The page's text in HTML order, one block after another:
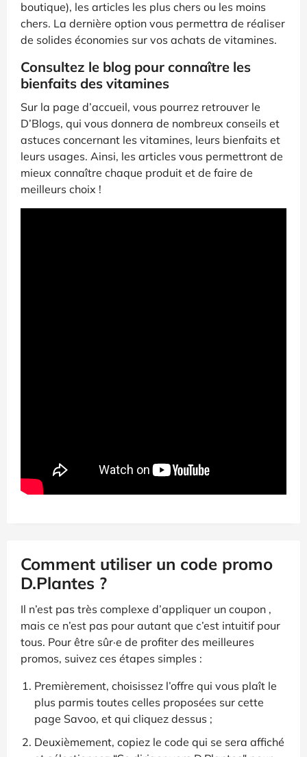
boutique), les articles les plus chers ou les moins
chers. La dernière option vous permettra de réaliser
de solides économies sur vos achats de vitamines.
Consultez le blog pour connaître les
bienfaits des vitamines
Sur la page d’accueil, vous pourrez retrouver le
D’Blogs, qui vous donnera de nombreux conseils et
astuces concernant les vitamines, leurs bienfaits et
leurs usages. Ainsi, les articles vous permettront de
mieux connaître chaque produit et de faire de
meilleurs choix !
Comment utiliser un code promo
D.Plantes ?
Il n’est pas très complexe d’appliquer un coupon ,
mais ce n’est pas pour autant que c’est intuitif pour
tous. Pour être sûr·e de profiter des meilleures
promos, suivez ces étapes simples :
Premièrement, choisissez l’offre qui vous plaît le
plus parmis toutes celles proposées sur cette
page Savoo, et qui cliquez dessus ;
Deuxièmement, copiez le code qui se sera affiché